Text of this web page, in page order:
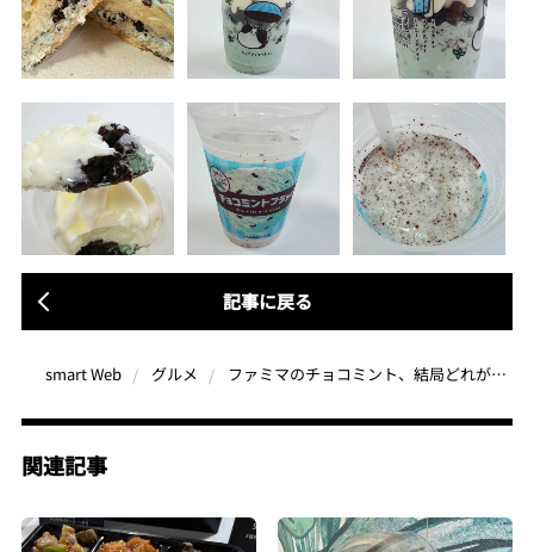
記事に戻る
smart Web グルメ ファミマのチョコミント、結局どれが一番うまい？14商品の中から本気で選んだ“神5”がこちら！
関連記事